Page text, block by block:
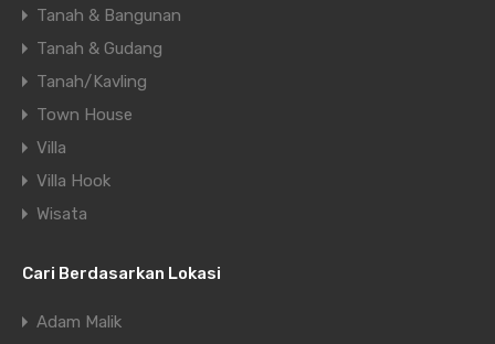
Tanah & Bangunan
Tanah & Gudang
Tanah/Kavling
Town House
Villa
Villa Hook
Wisata
Cari Berdasarkan Lokasi
Adam Malik